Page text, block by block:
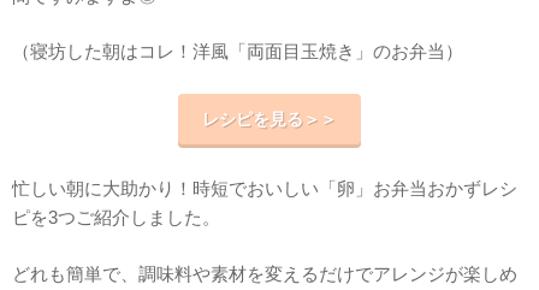
（寝坊した朝はコレ！洋風「両面目玉焼き」のお弁当 ）
レシピを見る＞＞
忙しい朝に大助かり！時短でおいしい「卵」お弁当おかずレシ
ピを3つご紹介しました。
どれも簡単で、調味料や素材を変えるだけでアレンジが楽しめ